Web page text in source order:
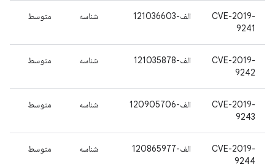
CVE-2019-
9241
الف-121036603 شناسه متوسط
CVE-2019-
9242
الف-121035878 شناسه متوسط
CVE-2019-
9243
الف-120905706 شناسه متوسط
CVE-2019-
9244
الف-120865977 شناسه متوسط